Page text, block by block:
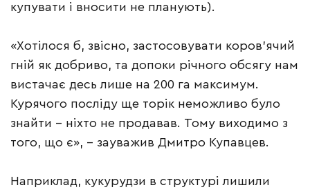
купувати і вносити не планують).
«Хотілося б, звісно, застосовувати коров’ячий
гній як добриво, та допоки річного обсягу нам
вистачає десь лише на 200 га максимум.
Курячого посліду ще торік неможливо було
знайти – ніхто не продавав. Тому виходимо з
того, що є», – зауважив Дмитро Купавцев.
Наприклад, кукурудзи в структурі лишили